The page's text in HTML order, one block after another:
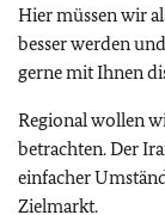
Hier müssen wir
besser werden
gerne mit Ihnen
Regional wollen
betrachten. Der
einfacher
Zielmarkt.